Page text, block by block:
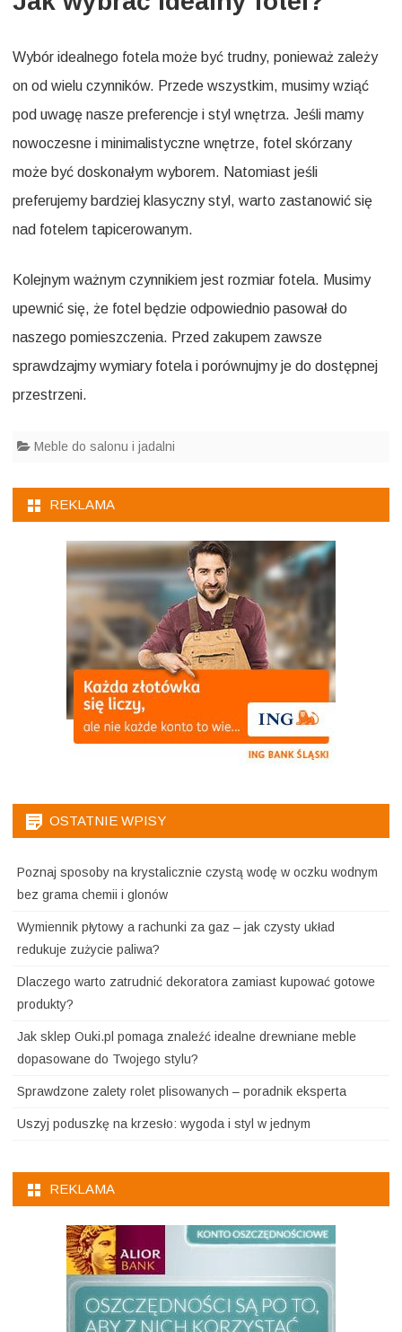
Wybór idealnego fotela może być trudny, ponieważ zależy
on od wielu czynników. Przede wszystkim, musimy wziąć
pod uwagę nasze preferencje i styl wnętrza. Jeśli mamy
nowoczesne i minimalistyczne wnętrze, fotel skórzany
może być doskonałym wyborem. Natomiast jeśli
preferujemy bardziej klasyczny styl, warto zastanowić się
nad fotelem tapicerowanym.
Kolejnym ważnym czynnikiem jest rozmiar fotela. Musimy
upewnić się, że fotel będzie odpowiednio pasował do
naszego pomieszczenia. Przed zakupem zawsze
sprawdzajmy wymiary fotela i porównujmy je do dostępnej
przestrzeni.
Meble do salonu i jadalni
REKLAMA
OSTATNIE WPISY
Poznaj sposoby na krystalicznie czystą wodę w oczku wodnym
bez grama chemii i glonów
Wymiennik płytowy a rachunki za gaz – jak czysty układ
redukuje zużycie paliwa?
Dlaczego warto zatrudnić dekoratora zamiast kupować gotowe
produkty?
Jak sklep Ouki.pl pomaga znaleźć idealne drewniane meble
dopasowane do Twojego stylu?
Sprawdzone zalety rolet plisowanych – poradnik eksperta
Uszyj poduszkę na krzesło: wygoda i styl w jednym
REKLAMA